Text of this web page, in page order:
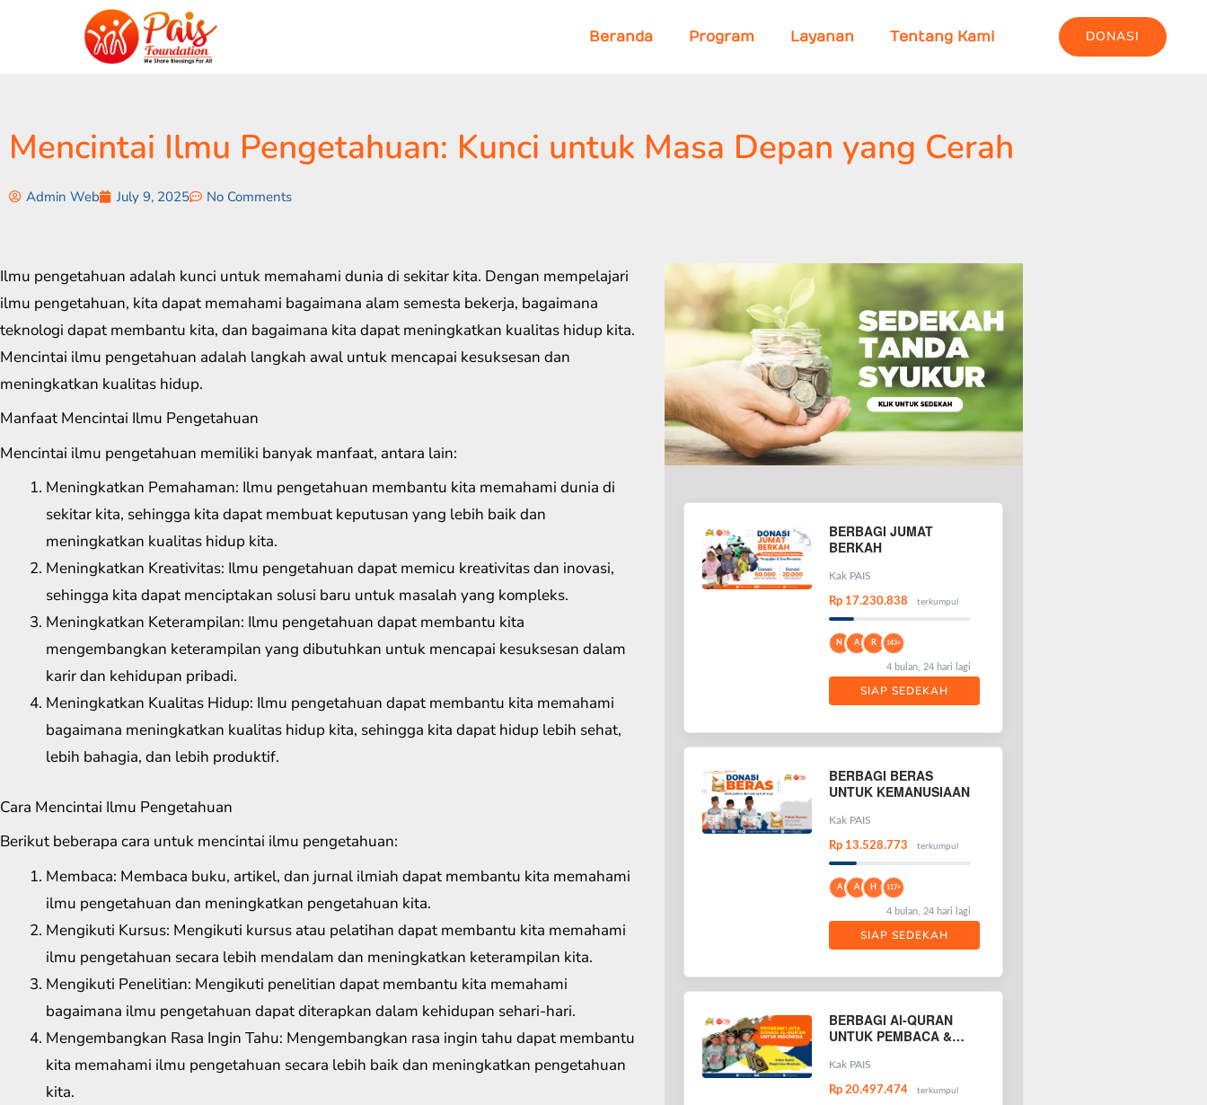
Beranda Program Layanan Tentang Kami DONASI
Mencintai Ilmu Pengetahuan: Kunci untuk Masa Depan yang Cerah
Admin Web July 9, 2025 No Comments
Ilmu pengetahuan adalah kunci untuk memahami dunia di sekitar kita. Dengan mempelajari
ilmu pengetahuan, kita dapat memahami bagaimana alam semesta bekerja, bagaimana
teknologi dapat membantu kita, dan bagaimana kita dapat meningkatkan kualitas hidup kita.
Mencintai ilmu pengetahuan adalah langkah awal untuk mencapai kesuksesan dan
meningkatkan kualitas hidup.
Manfaat Mencintai Ilmu Pengetahuan
Mencintai ilmu pengetahuan memiliki banyak manfaat, antara lain:
Meningkatkan Pemahaman: Ilmu pengetahuan membantu kita memahami dunia di
sekitar kita, sehingga kita dapat membuat keputusan yang lebih baik dan
meningkatkan kualitas hidup kita.
Meningkatkan Kreativitas: Ilmu pengetahuan dapat memicu kreativitas dan inovasi,
sehingga kita dapat menciptakan solusi baru untuk masalah yang kompleks.
Meningkatkan Keterampilan: Ilmu pengetahuan dapat membantu kita
mengembangkan keterampilan yang dibutuhkan untuk mencapai kesuksesan dalam
karir dan kehidupan pribadi.
Meningkatkan Kualitas Hidup: Ilmu pengetahuan dapat membantu kita memahami
bagaimana meningkatkan kualitas hidup kita, sehingga kita dapat hidup lebih sehat,
lebih bahagia, dan lebih produktif.
Cara Mencintai Ilmu Pengetahuan
Berikut beberapa cara untuk mencintai ilmu pengetahuan:
Membaca: Membaca buku, artikel, dan jurnal ilmiah dapat membantu kita memahami
ilmu pengetahuan dan meningkatkan pengetahuan kita.
Mengikuti Kursus: Mengikuti kursus atau pelatihan dapat membantu kita memahami
ilmu pengetahuan secara lebih mendalam dan meningkatkan keterampilan kita.
Mengikuti Penelitian: Mengikuti penelitian dapat membantu kita memahami
bagaimana ilmu pengetahuan dapat diterapkan dalam kehidupan sehari-hari.
Mengembangkan Rasa Ingin Tahu: Mengembangkan rasa ingin tahu dapat membantu
kita memahami ilmu pengetahuan secara lebih baik dan meningkatkan pengetahuan
kita.
BERBAGI JUMAT
BERKAH
Kak PAIS
Rp 17.230.838 terkumpul
N A R 143+
4 bulan, 24 hari lagi
SIAP SEDEKAH
BERBAGI BERAS
UNTUK KEMANUSIAAN
Kak PAIS
Rp 13.528.773 terkumpul
A A H 117+
4 bulan, 24 hari lagi
SIAP SEDEKAH
BERBAGI Al-QURAN
UNTUK PEMBACA &
QURAN
Kak PAIS
Rp 20.497.474 terkumpul